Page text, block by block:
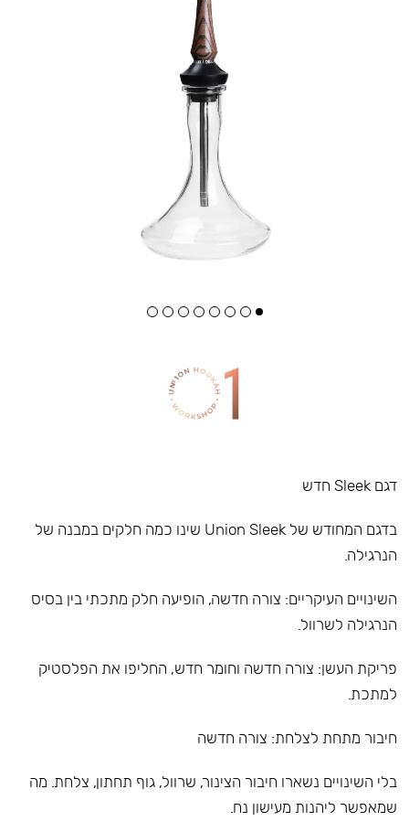
דגם Sleek חדש
בדגם המחודש של Union Sleek שינו כמה חלקים במבנה של
הנרגילה.
השינויים העיקריים: צורה חדשה, הופיעה חלק מתכתי בין בסיס
הנרגילה לשרוול.
פריקת העשן: צורה חדשה וחומר חדש, החליפו את הפלסטיק
למתכת.
חיבור מתחת לצלחת: צורה חדשה
בלי השינויים נשארו חיבור הצינור, שרוול, גוף תחתון, צלחת. מה
שמאפשר ליהנות מעישון נח.